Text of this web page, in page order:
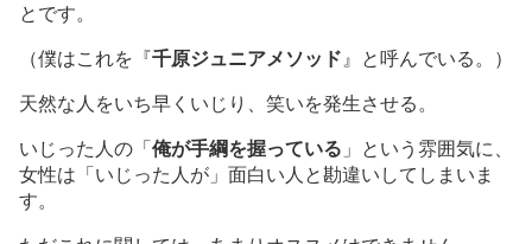
とです。
（僕はこれを『千原ジュニアメソッド 』と呼んでいる。）
天然な人をいち早くいじり、笑いを発生させる。
いじった人の「 俺が手綱を握っている 」という雰囲気に、
女性は「いじった人が」面白い人と勘違いしてしまいま
す。